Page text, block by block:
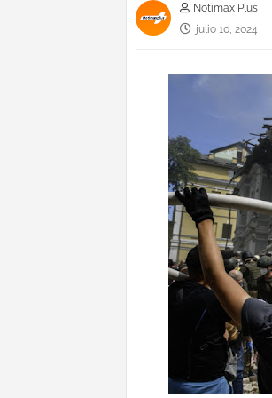
Notimax Plus
julio 10, 2024